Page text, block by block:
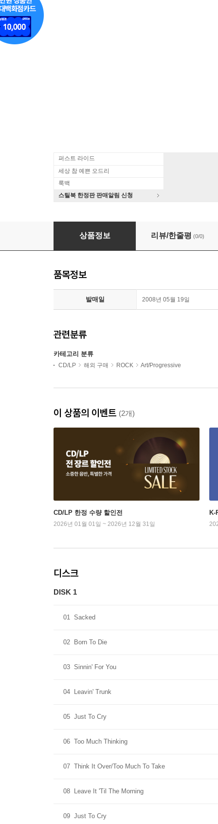
퍼스트 라이드
세상 참 예쁜 오드리
룩백
스틸북 한정판 판매알림 신청
Keef Hartley Band - Halfbreed (CD)
상품정보 리뷰/한줄평 (0/0)
품목정보
발매일 2008년 05월 19일
관련분류
카테고리 분류
CD/LP 해외 구매 ROCK Art/Progressive
이 상품의 이벤트 (2개)
CD/LP 한정 수량 할인전
2026년 01월 01일 ~ 2026년 12월 31일
K-
디스크
DISK 1
01 Sacked
02 Born To Die
03 Sinnin' For You
04 Leavin' Trunk
05 Just To Cry
06 Too Much Thinking
07 Think It Over/Too Much To Take
08 Leave It 'Til The Morning
09 Just To Cry